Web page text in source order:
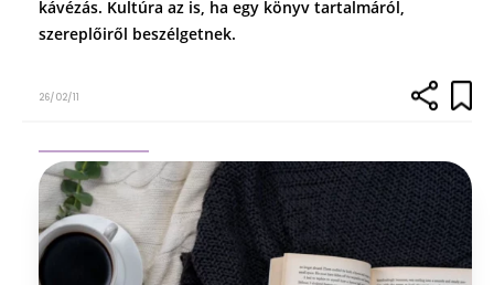
kávézás. Kultúra az is, ha egy könyv tartalmáról,
szereplőiről beszélgetnek.
26/02/11